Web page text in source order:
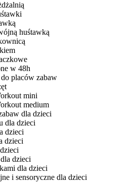
huśtawką
w 48h
placów zabaw
mini
medium
dla dzieci
dla dzieci
dzieci
dzieci
dzieci
dla dzieci
i sensoryczne dla dzieci